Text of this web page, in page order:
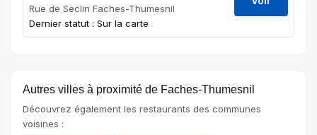
Rue de Seclin Faches-Thumesnil
Dernier statut : Sur la carte
Autres villes à proximité de Faches-Thumesnil
Découvrez également les restaurants des communes
voisines :